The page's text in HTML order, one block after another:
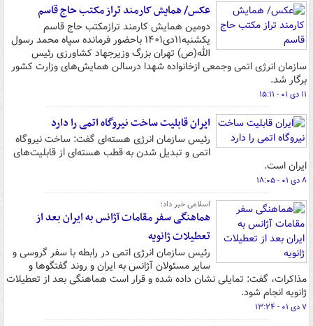
عکس/ همایش کارمند تراز مکتب حاج قاسم
دومین همایش کارمند ترازمکتب حاج قاسم
یکشنبه۱۱دی۱۴۰۱ باحضور فرمانده سپاه محمد رسول
الله(ص) تهران بزرگ وزیرجهاد کشاورزی رئیس
سازمان انرژی اتمی وجمعی ازخانواده شهدا درسالن همایش‌های وزارت کشور
برگار شد.
۱۱ دی ۰۱ - ۱۵:۱۱
ایران قابلیت ساخت نیروگاه اتمی را دارد
رئیس سازمان انرژی هسته‌ای گفت: ساخت نیروگاه
اتمی و تبدیل شدن به قطب هسته‌ای از قابلیت‌های
ایران است.
۸ دی ۰۱ - ۱۸:۰۵
اسلامی خبر داد؛
هماهنگی سفر مقامات آژانس به ایران بعد از
تعطیلات ژانویه
رئیس سازمان انرژی اتمی در رابطه با سفر گروسی و
سایر مسئولان آژانس به ایران و روند گفتگوها و
مذاکرات، گفت: تمایلی نشان داده شده و قرار است هماهنگی بعد از تعطیلات
ژانویه انجام شود.
۷ دی ۰۱ - ۱۳:۲۴